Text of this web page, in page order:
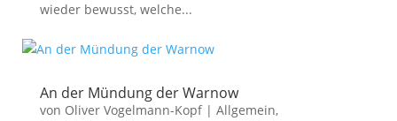
wieder bewusst, welche...
An der Mündung der Warnow
von Oliver Vogelmann-Kopf| Allgemein,